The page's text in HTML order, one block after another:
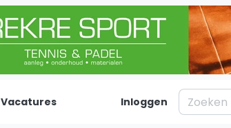
Vacatures Inloggen